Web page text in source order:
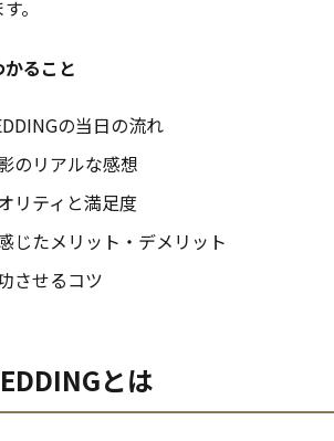
。
ること
の当日の流れ
のリアルな感想
リティと満足度
じたメリット・デメリット
させるコツ
とは